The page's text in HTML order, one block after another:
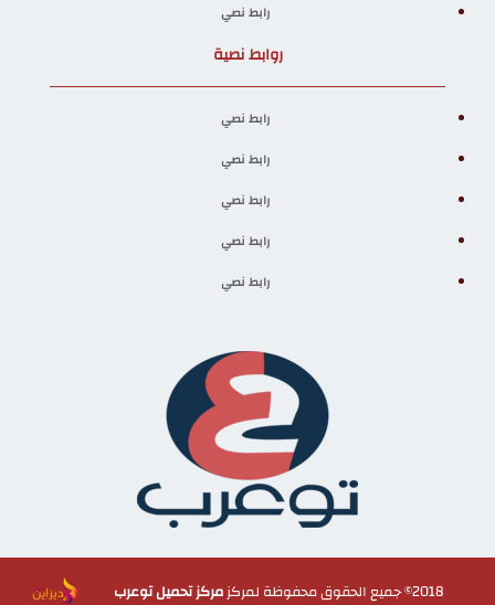
رابط نصي
روابط نصية
رابط نصي
رابط نصي
رابط نصي
رابط نصي
رابط نصي
2018© جميع الحقوق محفوظة لمركز مركز تحميل توعرب